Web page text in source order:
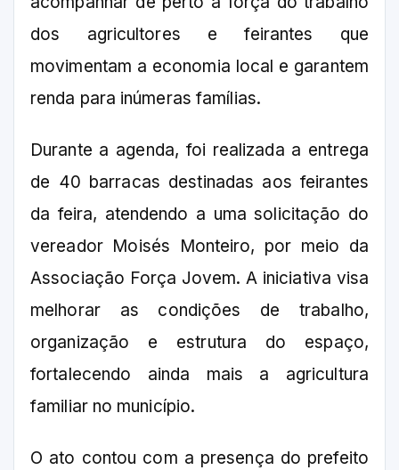
dos agricultores e feirantes que
movimentam a economia local e garantem
renda para inúmeras famílias.
Durante a agenda, foi realizada a entrega
de 40 barracas destinadas aos feirantes
da feira, atendendo a uma solicitação do
vereador Moisés Monteiro, por meio da
Associação Força Jovem. A iniciativa visa
melhorar as condições de trabalho,
organização e estrutura do espaço,
fortalecendo ainda mais a agricultura
familiar no município.
O ato contou com a presença do prefeito